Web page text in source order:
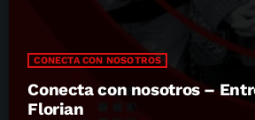
CONECTA CON NOSOTROS
Conecta con nosotros –
Florian